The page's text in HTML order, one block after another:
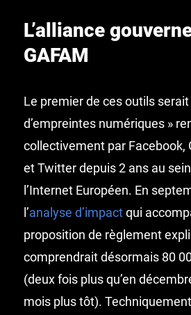
L’alliance
GAFAM
Le premier de ces outils serait
d’empreintes numériques »
collectivement par Facebook,
et Twitter depuis 2 ans au
l’Internet Européen. En
l’analyse d’impactqui
proposition de règlement
comprendrait désormais 80
(deux fois plus qu’en
mois plus tôt).